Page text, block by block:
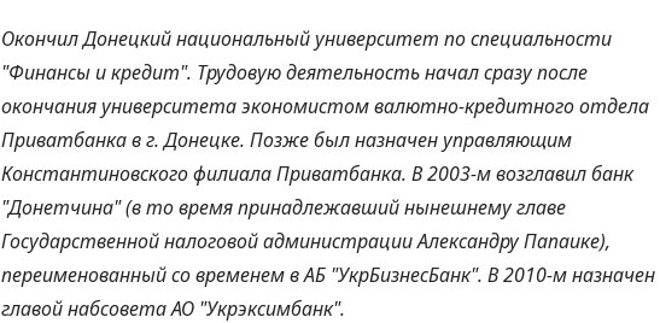
Окончил Донецкий национальный университет по специальности
"Финансы и кредит". Трудовую деятельность начал сразу после
окончания университета экономистом валютно-кредитного отдела
Приватбанка в г. Донецке. Позже был назначен управляющим
Константиновского филиала Приватбанка. В 2003-м возглавил банк
"Донетчина" (в то время принадлежавший нынешнему главе
Государственной налоговой администрации Александру Папаике),
переименованный со временем в АБ "УкрБизнесБанк". В 2010-м назначен
главой набсовета АО "Укрэксимбанк".